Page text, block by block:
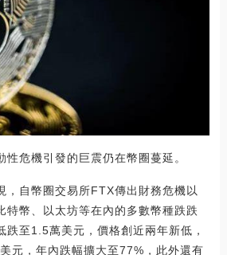
危機引發的巨震仍在幣圈蔓延。
，自幣圈交易所FTX傳出財務危機以
特幣、以太坊等在內的多數幣種跌跌
跌至1.5萬美元，價格創近兩年新低，
元，年內跌幅擴大至77%，此外還有